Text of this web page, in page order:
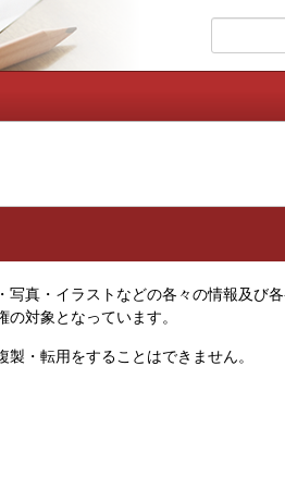
真・イラストなどの各々の情報及び
対象となっています。
・転用をすることはできません。